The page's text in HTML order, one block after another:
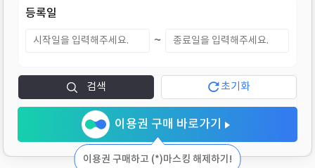
등록일
~
검색 초기화
이용권 구매 바로가기
이용권 구매하고 (*)마스킹 해제하기!